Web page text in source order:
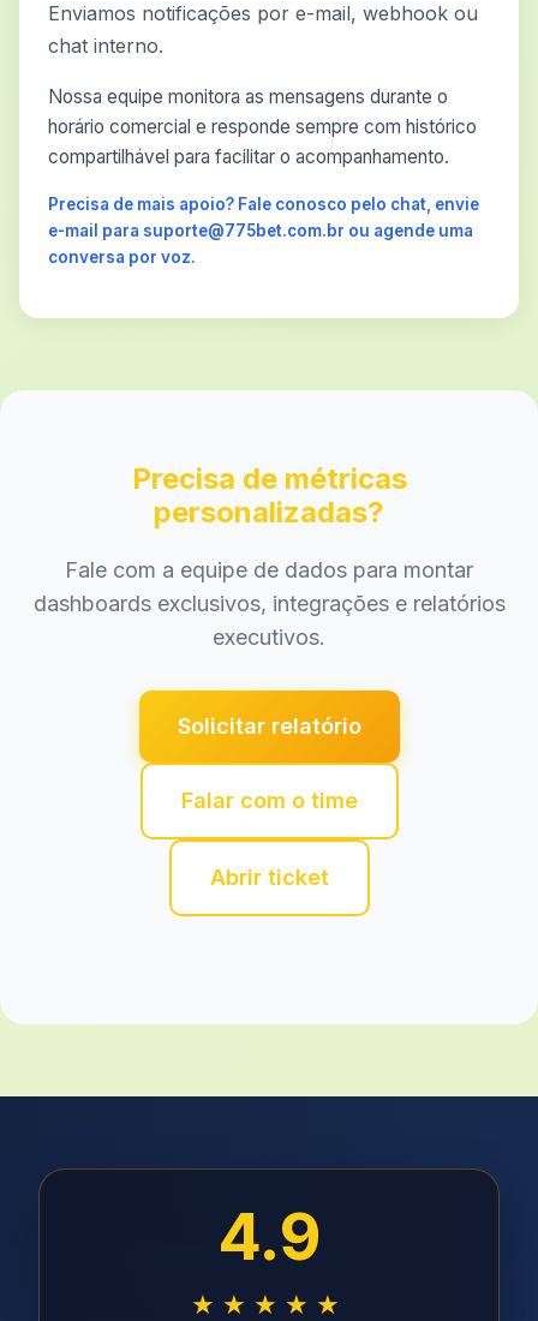
Enviamos notificações por e-mail, webhook ou
chat interno.
Nossa equipe monitora as mensagens durante o
horário comercial e responde sempre com histórico
compartilhável para facilitar o acompanhamento.
Precisa de mais apoio? Fale conosco pelo chat, envie
e-mail para suporte@775bet.com.br ou agende uma
conversa por voz.
Precisa de métricas
personalizadas?
Fale com a equipe de dados para montar
dashboards exclusivos, integrações e relatórios
executivos.
Solicitar relatório
Falar com o time
Abrir ticket
4.9
★★★★★